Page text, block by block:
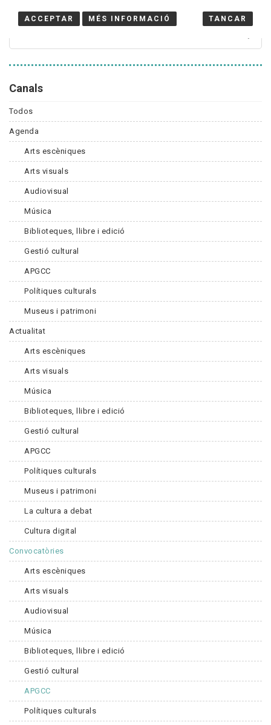
Canals
Todos
Agenda
Arts escèniques
Arts visuals
Audiovisual
Música
Biblioteques, llibre i edició
Gestió cultural
APGCC
Polítiques culturals
Museus i patrimoni
Actualitat
Arts escèniques
Arts visuals
Música
Biblioteques, llibre i edició
Gestió cultural
APGCC
Polítiques culturals
Museus i patrimoni
La cultura a debat
Cultura digital
Convocatòries
Arts escèniques
Arts visuals
Audiovisual
Música
Biblioteques, llibre i edició
Gestió cultural
APGCC
Polítiques culturals
ACCEPTAR MÉS INFORMACIÓ TANCAR